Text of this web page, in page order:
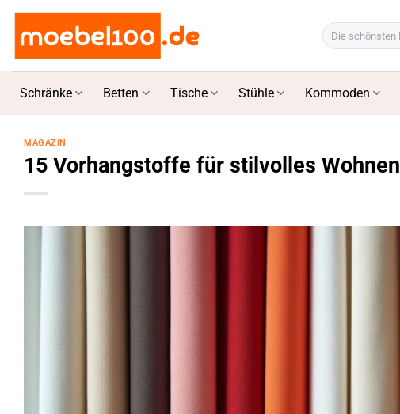
Zum
Inhalt
springen
Suchen
nach:
Schränke Betten Tische Stühle Kommoden
MAGAZIN
15 Vorhangstoffe für stilvolles Wohnen